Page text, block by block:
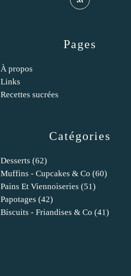
Catégories
Desserts (62)
Muffins - Cupcakes & Co (60)
Pains Et Viennoiseries (51)
Papotages (42)
Biscuits - Friandises & Co (41)
Pages
À propos
Links
Recettes sucrées